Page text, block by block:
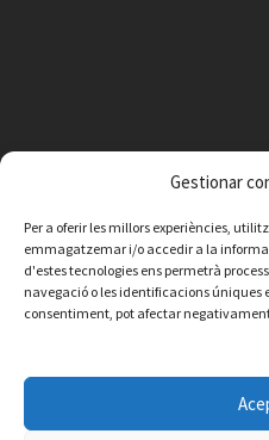
Gestionar
Per a oferir les millors experiències,
emmagatzemar i/o accedir a la
d'estes tecnologies ens permetrà
navegació o les identificacions úniques
consentiment, pot afectar
Política